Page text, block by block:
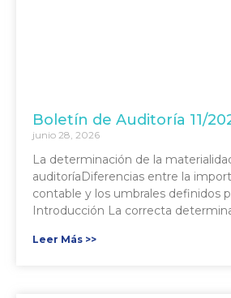
Boletín de Auditoría 11/
junio 28, 2026
La determinación de la
auditoríaDiferencias entre la
contable y los umbrales definidos
Introducción La correcta
Leer Más >>